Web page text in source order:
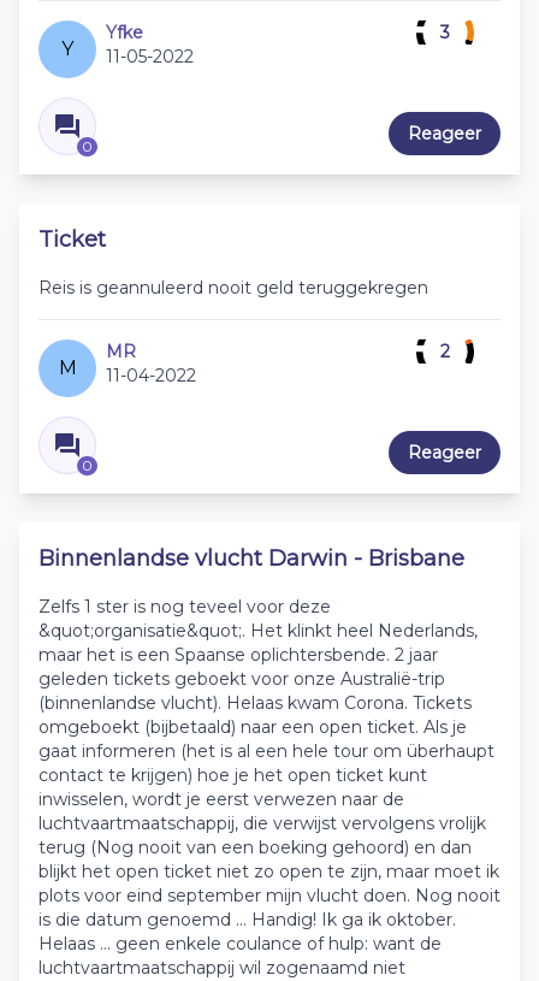
Y
Yfke
11-05-2022
0
3
Reageer
Ticket
Reis is geannuleerd nooit geld teruggekregen
M
MR
11-04-2022
0
2
Reageer
Binnenlandse vlucht Darwin - Brisbane
Zelfs 1 ster is nog teveel voor deze
&quot;organisatie&quot;. Het klinkt heel Nederlands,
maar het is een Spaanse oplichtersbende. 2 jaar
geleden tickets geboekt voor onze Australië-trip
(binnenlandse vlucht). Helaas kwam Corona. Tickets
omgeboekt (bijbetaald) naar een open ticket. Als je
gaat informeren (het is al een hele tour om überhaupt
contact te krijgen) hoe je het open ticket kunt
inwisselen, wordt je eerst verwezen naar de
luchtvaartmaatschappij, die verwijst vervolgens vrolijk
terug (Nog nooit van een boeking gehoord) en dan
blijkt het open ticket niet zo open te zijn, maar moet ik
plots voor eind september mijn vlucht doen. Nog nooit
is die datum genoemd ... Handig! Ik ga ik oktober.
Helaas ... geen enkele coulance of hulp: want de
luchtvaartmaatschappij wil zogenaamd niet